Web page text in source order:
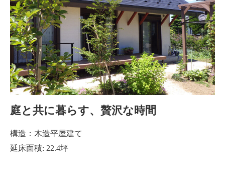
庭と共に暮らす、贅沢な時間
構造：木造平屋建て
延床面積: 22.4坪